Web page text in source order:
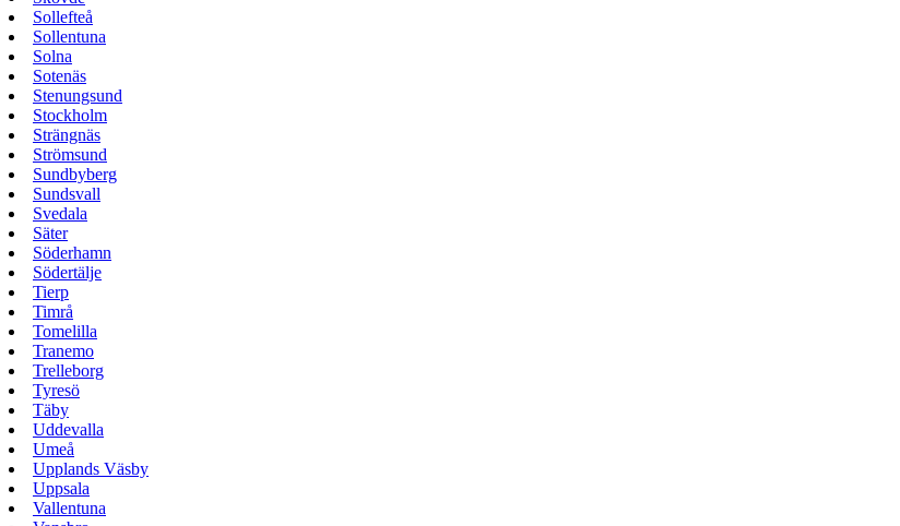
Sollefteå
Sollentuna
Solna
Sotenäs
Stenungsund
Stockholm
Strängnäs
Strömsund
Sundbyberg
Sundsvall
Svedala
Säter
Söderhamn
Södertälje
Tierp
Timrå
Tomelilla
Tranemo
Trelleborg
Tyresö
Täby
Uddevalla
Umeå
Upplands Väsby
Uppsala
Vallentuna